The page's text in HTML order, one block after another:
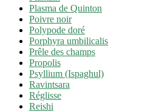
Plasma de Quinton
Poivre noir
Polypode doré
Porphyra umbilicalis
Prêle des champs
Propolis
Psyllium (Ispaghul)
Ravintsara
Réglisse
Reishi